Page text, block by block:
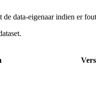
data-eigenaar indien er